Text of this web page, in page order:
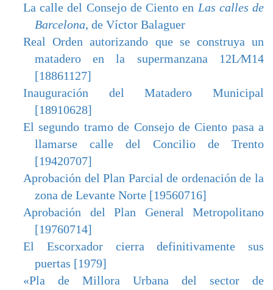
La calle del Consejo de Ciento en Las calles de
Barcelona, de Víctor Balaguer
Real Orden autorizando que se construya un
matadero en la supermanzana 12L⁄M14
[18861127]
Inauguración del Matadero Municipal
[18910628]
El segundo tramo de Consejo de Ciento pasa a
llamarse calle del Concilio de Trento
[19420707]
Aprobación del Plan Parcial de ordenación de la
zona de Levante Norte [19560716]
Aprobación del Plan General Metropolitano
[19760714]
El Escorxador cierra definitivamente sus
puertas [1979]
«Pla de Millora Urbana del sector de